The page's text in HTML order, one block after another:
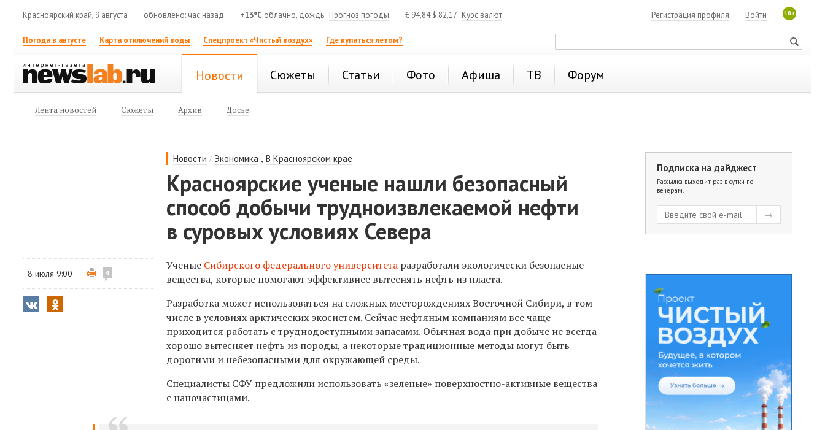
Красноярский край, 9 августа обновлено: час назад +13°C облачно, дождь Прогноз погоды € 94,84$ 82,17 Курс валют 18+
Войти
Регистрация профиля
Погода в августе Карта отключений воды Спецпроект «Чистый воздух» Где купаться летом?
Новости Сюжеты Статьи Фото Афиша ТВ Форум
Лента новостей Сюжеты Архив Досье
Новости / Экономика ,В Красноярском крае
Красноярские ученые нашли безопасный
способ добычи трудноизвлекаемой нефти
в суровых условиях Севера
8 июля 9:00 4
Ученые Сибирского федерального университета разработали экологически безопасные
вещества, которые помогают эффективнее вытеснять нефть из пласта.
Разработка может использоваться на сложных месторождениях Восточной Сибири, в том
числе в условиях арктических экосистем. Сейчас нефтяным компаниям все чаще
приходится работать с труднодоступными запасами. Обычная вода при добыче не всегда
хорошо вытесняет нефть из породы, а некоторые традиционные методы могут быть
дорогими и небезопасными для окружающей среды.
Специалисты СФУ предложили использовать «зеленые» поверхностно-активные вещества
с наночастицами.
Подписка на дайджест
Рассылка выходит раз в сутки по
вечерам.